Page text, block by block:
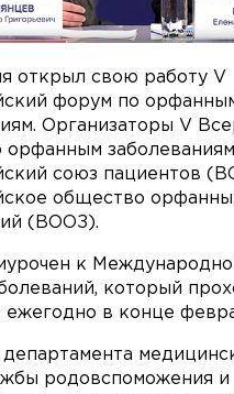
открыл свою работу V
форум по
Организаторы V
орфанным
союз пациентов
общество
(ВООЗ).
к
который
ежегодно в конце
родовспоможения и